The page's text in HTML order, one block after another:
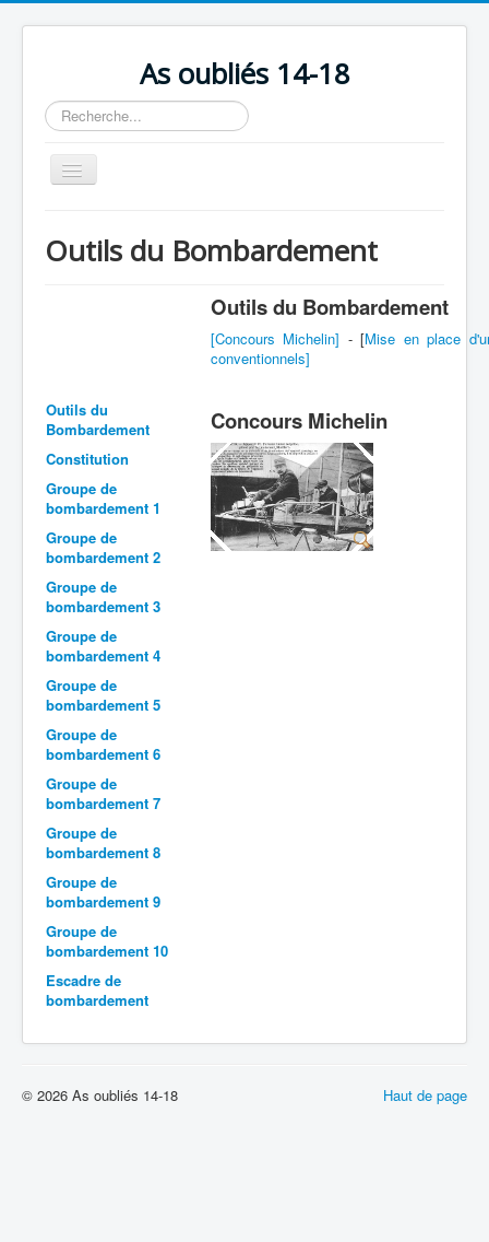
As oubliés 14-18
Rechercher
Basculer
la
Chronologie
Personnels
Doctrines
Batailles
Les As
Cahiers des As
Outils du Bombardement
Outils du Bombardement
[Concours Michelin] - [Mise en place
conventionnels]
Outils du
Bombardement
Constitution
Groupe de
bombardement 1
Groupe de
bombardement 2
Groupe de
bombardement 3
Groupe de
bombardement 4
Groupe de
bombardement 5
Groupe de
bombardement 6
Groupe de
bombardement 7
Groupe de
bombardement 8
Groupe de
bombardement 9
Groupe de
bombardement 10
Escadre de
bombardement
Concours Michelin
Haut de page
© 2026 As oubliés 14-18